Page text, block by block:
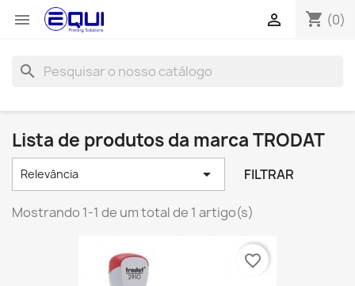
 shopping_cart (0)

search
Lista de produtos da marca TRODAT
Relevância  FILTRAR
Mostrando 1-1 de um total de 1 artigo(s)
favorite_border